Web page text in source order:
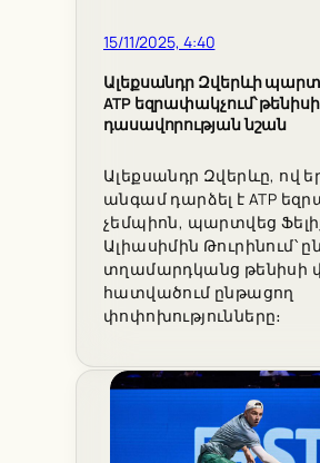
15/11/2025, 4:40
Ալեքսանդր Զվերևի
ATP եզրափակչում՝
դասավորության նշան
Ալեքսանդր Զվերևը, ով
անգամ դարձել է ATP
չեմպիոն, պարտվեց
Ալիասիմին Թուրինում՝
տղամարդկանց թենիսի
հատվածում ընթացող
փոփոխությունները։